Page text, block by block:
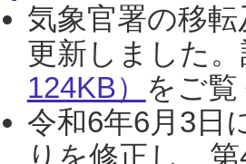
気象官署の移
更新しました。
124KB） をご
令和6年6月3日
りを修正し、